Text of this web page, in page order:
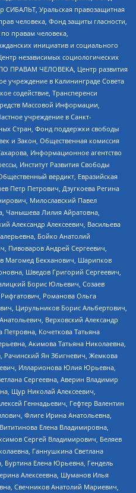
СИБАЛЬТ, Уральская правозащитная
человека, Фонд защиты гласности,
по правам человека,
инициатив и социального
независимых социологических
ПРАВАМ ЧЕЛОВЕКА, Центр развития
учреждение в Калининграде Совета
содействие, Трансперенси
Массовой Информации,
учреждение в Санкт-
Стран, Фонд поддержки свободы
и Закон, Общественная комиссия
Информационное агентство
Институт Развития Свободы
вердикт, Евразийская
Петр Петрович, Дзугкоева Регина
Милославский Павел
Чанышева Лилия Айратовна,
Александр Алексеевич, Васильева
Бойко Анатолий
Пивоваров Андрей Сергеевич,
Магомед Бекханович, Шарипков
Шведов Григорий Сергеевич,
Борис Юльевич, Созаев
Романова Ольга
Цирульников Борис Альбертович,
Верховский Александр
Кочеткова Татьяна
Акимова Татьяна Николаевна,
Рачинский Ян Збигневич, Жемкова
Илларионова Юлия Юрьевна,
Сергеевна, Аверин Владимир
Щур Николай Алексеевич,
Геннадьевич, Гефтер Валентин
Флиге Ирина Анатольевна,
Елена Владимировна,
Сергей Владимирович, Беляев
Ганнушкина Светлана
Буртина Елена Юрьевна, Гендель
Алексеевна, Шуманов Илья
Свечников Анатолий Мариевич,